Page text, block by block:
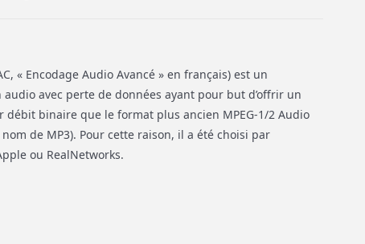
« Encodage Audio Avancé » en français) est un
avec perte de données ayant pour but d’offrir un
binaire que le format plus ancien MPEG-1/2 Audio
de MP3). Pour cette raison, il a été choisi par
ou RealNetworks.